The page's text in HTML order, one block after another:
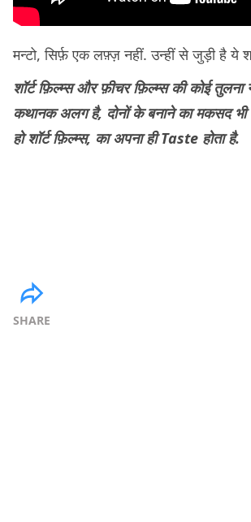
मन्टो, सिर्फ़ एक लफ़्ज़ नहीं. उन्हीं से जुड़ी है ये
शॉर्ट फ़िल्म्स और फ़ीचर फ़िल्म्स की कोई तुलना
कथानक अलग है, दोनों के बनाने का मकसद
हो शॉर्ट फ़िल्म्स, का अपना ही Taste होता है.
SHARE